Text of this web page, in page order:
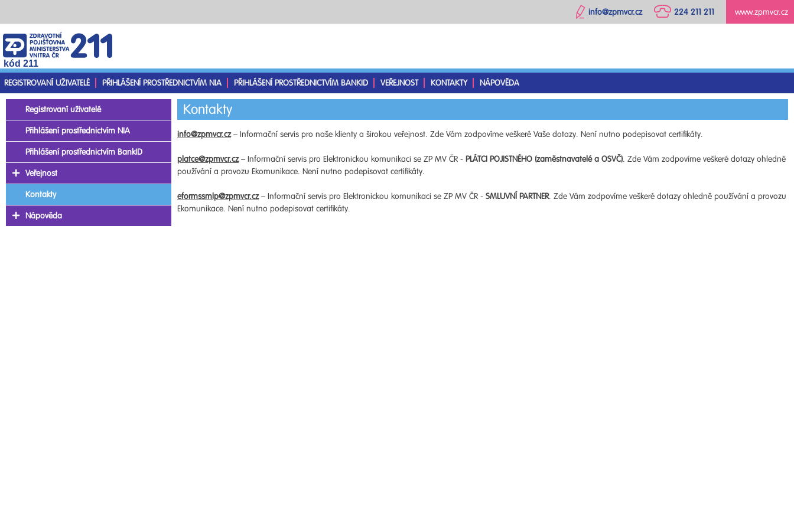
www.zpmvcr.cz
224 211 211
info@zpmvcr.cz
kód 211
REGISTROVANÍ UŽIVATELÉ
PŘIHLÁŠENÍ PROSTŘEDNICTVÍM NIA PŘIHLÁŠENÍ PROSTŘEDNICTVÍM BANKID VEŘEJNOST KONTAKTY NÁPOVĚDA
Kontakty
info@zpmvcr.cz– Informační servis pro naše klienty a širokou veřejnost. Zde Vám zodpovíme veškeré Vaše dotazy. Není nutno podepisovat certifikáty.
platce@zpmvcr.cz– Informační servis pro Elektronickou komunikaci se ZP MV ČR - PLÁTCI POJISTNÉHO (zaměstnavatelé a OSVČ). Zde Vám zodpovíme veškeré dotazy ohledně
používání a provozu Ekomunikace. Není nutno podepisovat certifikáty.
eformssmlp@zpmvcr.cz– Informační servis pro Elektronickou komunikaci se ZP MV ČR - SMLUVNÍ PARTNER. Zde Vám zodpovíme veškeré dotazy ohledně používání a provozu
Ekomunikace. Není nutno podepisovat certifikáty.
Registrovaní uživatelé
Přihlášení prostřednictvím NIA
Přihlášení prostřednictvím BankID
Veřejnost
Kontakty
Nápověda